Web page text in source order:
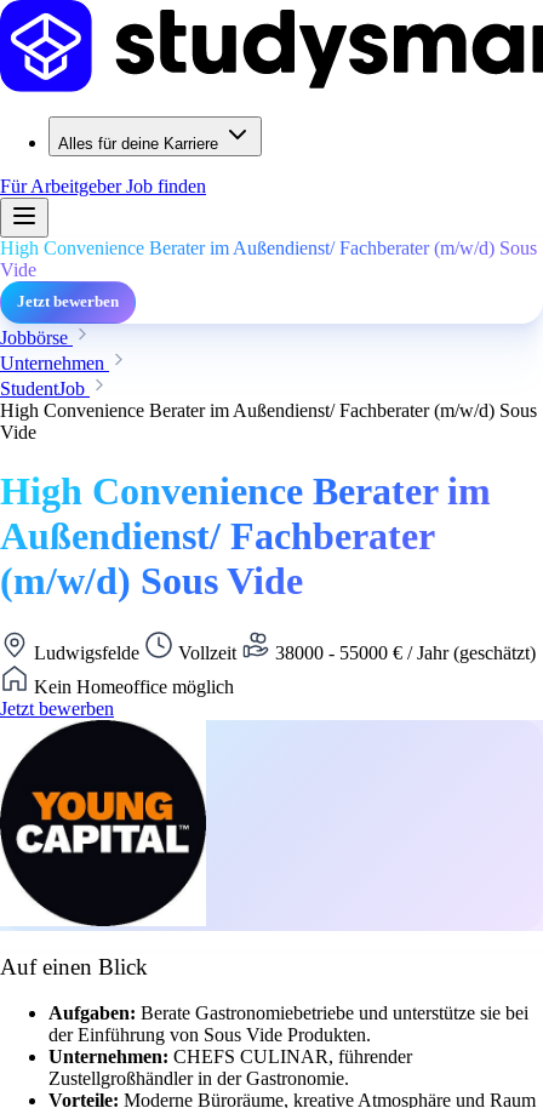
Alles für deine Karriere
Für ArbeitgeberJob finden
High Convenience Berater im Außendienst/ Fachberater (m/w/d) Sous
Vide
Jetzt bewerben
Jobbörse
Unternehmen
StudentJob
High Convenience Berater im Außendienst/ Fachberater (m/w/d) Sous
Vide
High Convenience Berater im
Außendienst/ Fachberater
(m/w/d) Sous Vide
Ludwigsfelde Vollzeit
38000 - 55000 € / Jahr (geschätzt)
Kein Homeoffice möglich
Jetzt bewerben
Auf einen Blick
Aufgaben: Berate Gastronomiebetriebe und unterstütze sie bei
der Einführung von Sous Vide Produkten.
Unternehmen: CHEFS CULINAR, führender
Zustellgroßhändler in der Gastronomie.
Vorteile: Moderne Büroräume, kreative Atmosphäre und Raum